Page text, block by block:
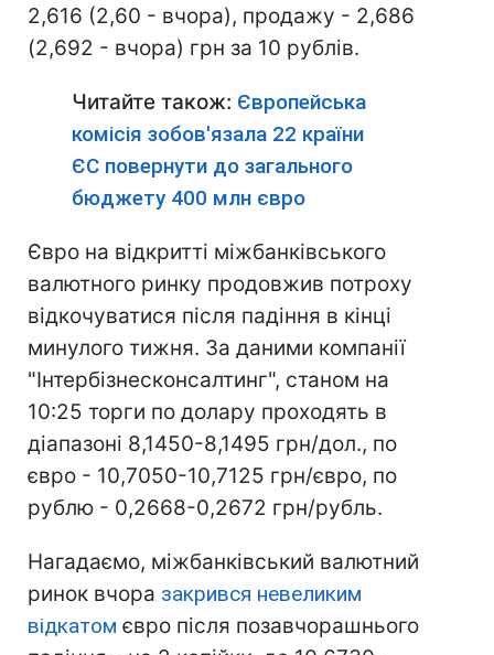
2,616 (2,60 - вчора), продажу - 2,686
(2,692 - вчора) грн за 10 рублів.
Читайте також: Європейська
комісія зобов'язала 22 країни
ЄС повернути до загального
бюджету 400 млн євро
Євро на відкритті міжбанківського
валютного ринку продовжив потроху
відкочуватися після падіння в кінці
минулого тижня. За даними компанії
"Інтербізнесконсалтинг", станом на
10:25 торги по долару проходять в
діапазоні 8,1450-8,1495 грн/дол., по
євро - 10,7050-10,7125 грн/євро, по
рублю - 0,2668-0,2672 грн/рубль.
Нагадаємо, міжбанківський валютний
ринок вчора закрився невеликим
відкатом євро після позавчорашнього